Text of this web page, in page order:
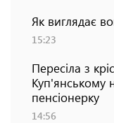
Як виглядає
15:23
Пересіла з
Куп'янському
пенсіонерку
14:56